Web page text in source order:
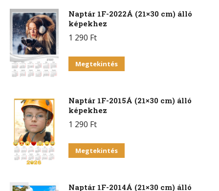
Naptár 1F-2022Á (21×30 cm) álló
képekhez
1 290 Ft
Megtekintés
Naptár 1F-2015Á (21×30 cm) álló
képekhez
1 290 Ft
Megtekintés
Naptár 1F-2014Á (21×30 cm) álló